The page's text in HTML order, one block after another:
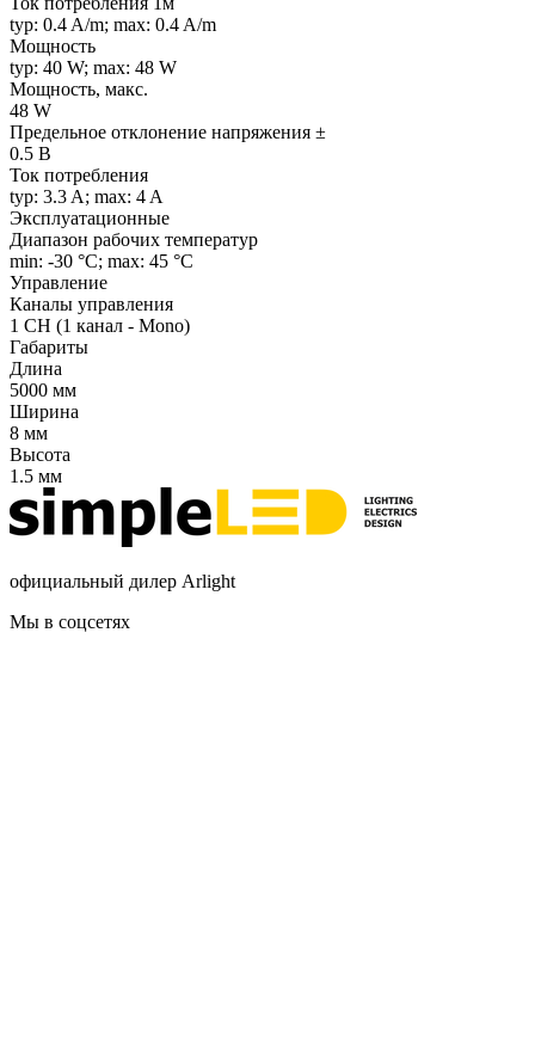
typ: 0.4 A/m; max: 0.4 A/m
Мощность
typ: 40 W; max: 48 W
Мощность, макс.
48 W
Предельное отклонение напряжения ±
0.5 В
Ток потребления
typ: 3.3 A; max: 4 A
Эксплуатационные
Диапазон рабочих температур
min: -30 °C; max: 45 °C
Управление
Каналы управления
1 CH (1 канал - Mono)
Габариты
Длина
5000 мм
Ширина
8 мм
Высота
1.5 мм
официальный дилер Arlight
Мы в соцсетях